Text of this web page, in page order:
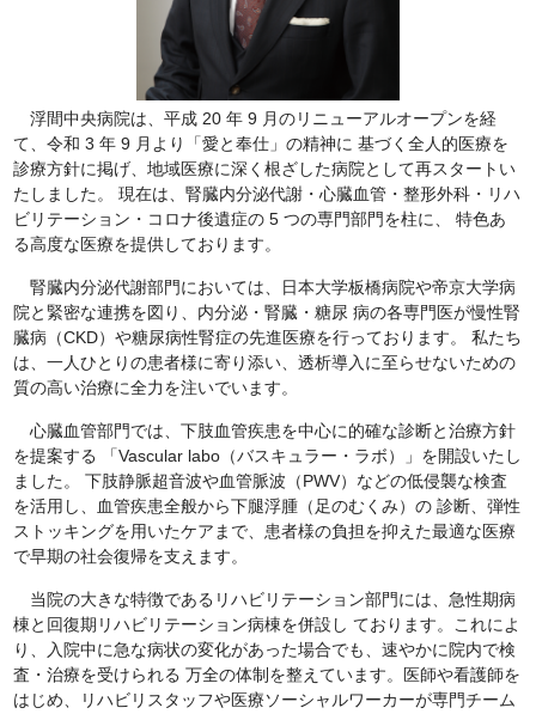
浮間中央病院は、平成 20 年 9 月のリニューアルオープンを経
て、令和 3 年 9 月より「愛と奉仕」の精神に 基づく全人的医療を
診療方針に掲げ、地域医療に深く根ざした病院として再スタートい
たしました。 現在は、腎臓内分泌代謝・心臓血管・整形外科・リハ
ビリテーション・コロナ後遺症の 5 つの専門部門を柱に、 特色あ
る高度な医療を提供しております。
腎臓内分泌代謝部門においては、日本大学板橋病院や帝京大学病
院と緊密な連携を図り、内分泌・腎臓・糖尿 病の各専門医が慢性腎
臓病（CKD）や糖尿病性腎症の先進医療を行っております。 私たち
は、一人ひとりの患者様に寄り添い、透析導入に至らせないための
質の高い治療に全力を注いでいます。
心臓血管部門では、下肢血管疾患を中心に的確な診断と治療方針
を提案する 「Vascular labo（バスキュラー・ラボ）」を開設いたし
ました。 下肢静脈超音波や血管脈波（PWV）などの低侵襲な検査
を活用し、血管疾患全般から下腿浮腫（足のむくみ）の 診断、弾性
ストッキングを用いたケアまで、患者様の負担を抑えた最適な医療
で早期の社会復帰を支えます。
当院の大きな特徴であるリハビリテーション部門には、急性期病
棟と回復期リハビリテーション病棟を併設し ております。これによ
り、入院中に急な病状の変化があった場合でも、速やかに院内で検
査・治療を受けられる 万全の体制を整えています。医師や看護師を
はじめ、リハビリスタッフや医療ソーシャルワーカーが専門チーム